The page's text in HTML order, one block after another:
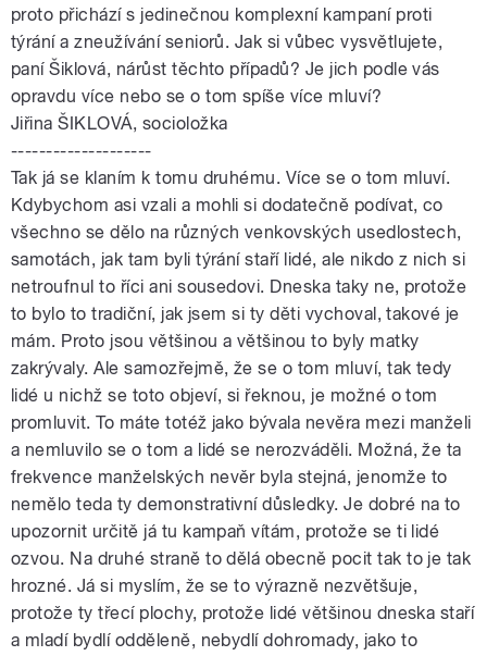
proto přichází s jedinečnou komplexní kampaní proti
týrání a zneužívání seniorů. Jak si vůbec vysvětlujete,
paní Šiklová, nárůst těchto případů? Je jich podle vás
opravdu více nebo se o tom spíše více mluví?
Jiřina ŠIKLOVÁ, socioložka
--------------------
Tak já se klaním k tomu druhému. Více se o tom mluví.
Kdybychom asi vzali a mohli si dodatečně podívat, co
všechno se dělo na různých venkovských usedlostech,
samotách, jak tam byli týrání staří lidé, ale nikdo z nich si
netroufnul to říci ani sousedovi. Dneska taky ne, protože
to bylo to tradiční, jak jsem si ty děti vychoval, takové je
mám. Proto jsou většinou a většinou to byly matky
zakrývaly. Ale samozřejmě, že se o tom mluví, tak tedy
lidé u nichž se toto objeví, si řeknou, je možné o tom
promluvit. To máte totéž jako bývala nevěra mezi manželi
a nemluvilo se o tom a lidé se nerozváděli. Možná, že ta
frekvence manželských nevěr byla stejná, jenomže to
nemělo teda ty demonstrativní důsledky. Je dobré na to
upozornit určitě já tu kampaň vítám, protože se ti lidé
ozvou. Na druhé straně to dělá obecně pocit tak to je tak
hrozné. Já si myslím, že se to výrazně nezvětšuje,
protože ty třecí plochy, protože lidé většinou dneska staří
a mladí bydlí odděleně, nebydlí dohromady, jako to